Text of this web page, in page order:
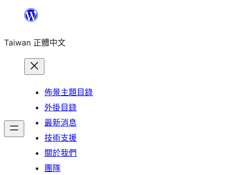
主
Taiwan 正體中文
佈景主題目錄
外掛目錄
最新消息
技術支援
關於我們
團隊